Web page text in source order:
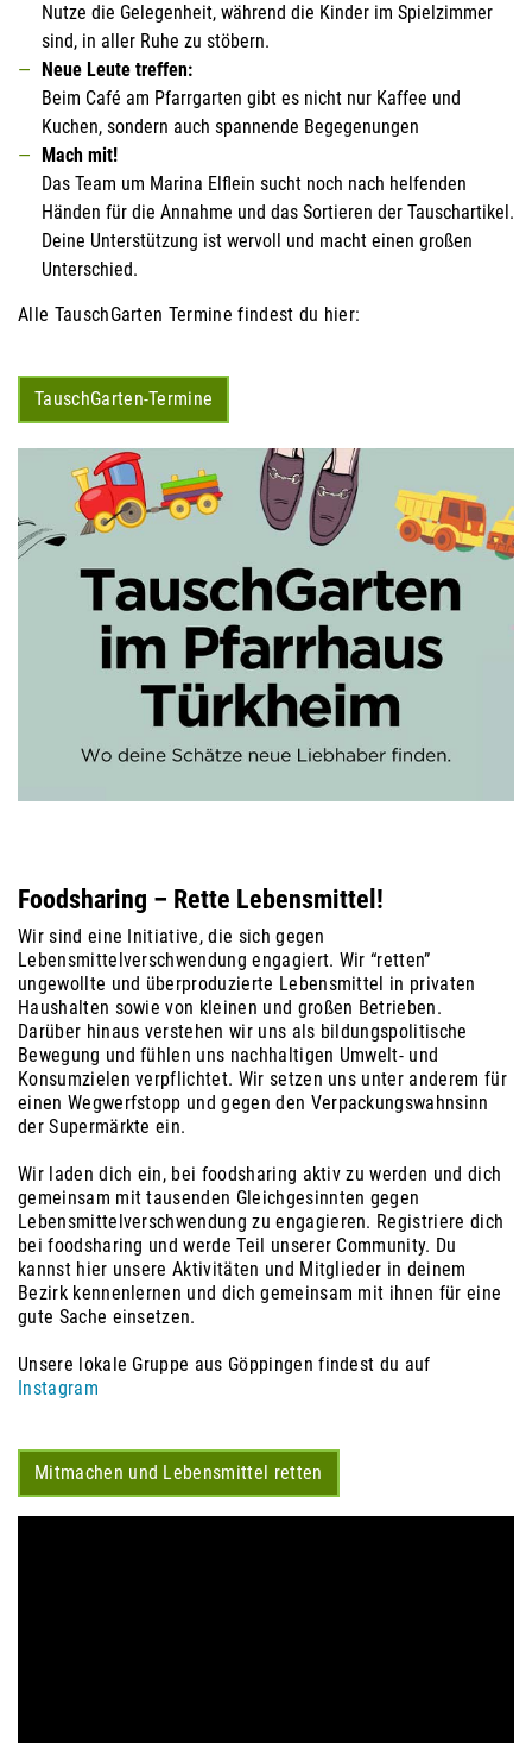
Nutze die Gelegenheit, während die Kinder im Spielzimmer
sind, in aller Ruhe zu stöbern.
Neue Leute treffen:
Beim Café am Pfarrgarten gibt es nicht nur Kaffee und
Kuchen, sondern auch spannende Begegenungen
Mach mit!
Das Team um Marina Elflein sucht noch nach helfenden
Händen für die Annahme und das Sortieren der Tauschartikel.
Deine Unterstützung ist wervoll und macht einen großen
Unterschied.
Alle TauschGarten Termine findest du hier:
TauschGarten-Termine
Foodsharing – Rette Lebensmittel!
Wir sind eine Initiative, die sich gegen
Lebensmittelverschwendung engagiert. Wir “retten”
ungewollte und überproduzierte Lebensmittel in privaten
Haushalten sowie von kleinen und großen Betrieben.
Darüber hinaus verstehen wir uns als bildungspolitische
Bewegung und fühlen uns nachhaltigen Umwelt- und
Konsumzielen verpflichtet. Wir setzen uns unter anderem für
einen Wegwerfstopp und gegen den Verpackungswahnsinn
der Supermärkte ein.
Wir laden dich ein, bei foodsharing aktiv zu werden und dich
gemeinsam mit tausenden Gleichgesinnten gegen
Lebensmittelverschwendung zu engagieren. Registriere dich
bei foodsharing und werde Teil unserer Community. Du
kannst hier unsere Aktivitäten und Mitglieder in deinem
Bezirk kennenlernen und dich gemeinsam mit ihnen für eine
gute Sache einsetzen.
Unsere lokale Gruppe aus Göppingen findest du auf
Instagram
Mitmachen und Lebensmittel retten